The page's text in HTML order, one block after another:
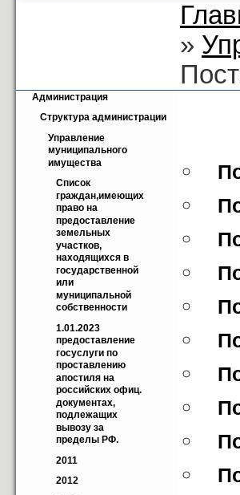
»
Администрация
Структура администрации
Управление
муниципального
имущества
Список
граждан,имеющих
право на
предоставление
земельных
участков,
находящихся в
государственной
или
муниципальной
собственности
1.01.2023
предоставление
госуслуги по
проставлению
апостиля на
российских офиц.
документах,
подлежащих
вывозу за
пределы РФ.
2011
2012